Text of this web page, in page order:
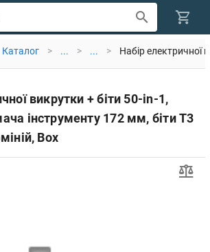
Каталог > ... > ... > Набір електричної
викрутки + біти 50-in-1,
інструменту 172 мм, біти T3
Box